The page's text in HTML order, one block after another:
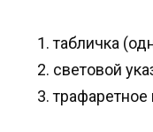
табличка
световой
трафаретное